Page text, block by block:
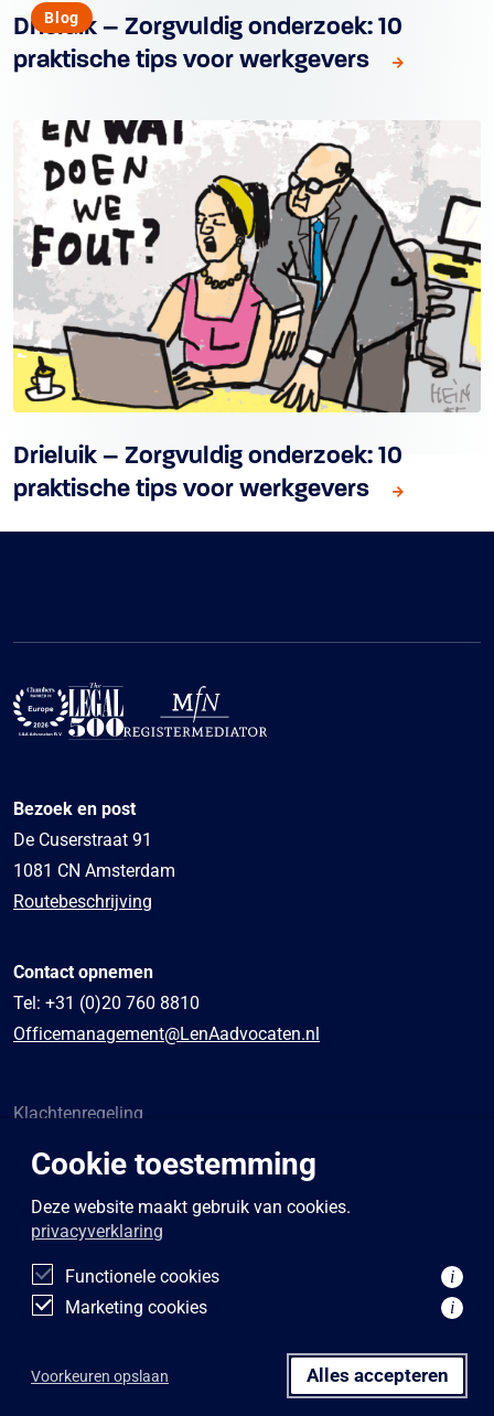
Blog
Drieluik – Zorgvuldig onderzoek: 10
praktische tips voor werkgevers
Drieluik – Zorgvuldig onderzoek: 10
praktische tips voor werkgevers
Bezoek en post
De Cuserstraat 91
1081 CN Amsterdam
Routebeschrijving
Contact opnemen
Tel: +31 (0)20 760 8810
Officemanagement@LenAadvocaten.nl
Klachtenregeling
Sponsoring
Privacybeleid
Disclaimer
Cookie toestemming
Deze website maakt gebruik van cookies.
privacyverklaring
Functionele cookies
i
Marketing cookies i
Voorkeuren opslaan Alles accepteren